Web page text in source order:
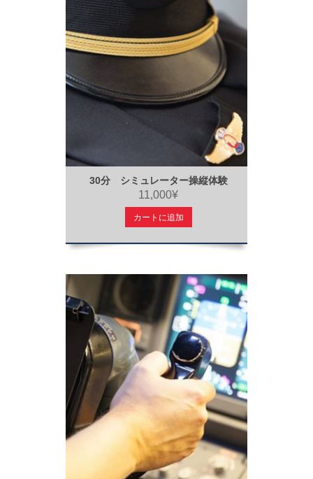
30分 シミュレーター操縦体験
11,000¥
カートに追加